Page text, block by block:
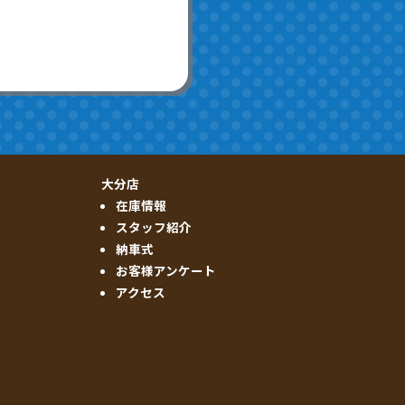
大分店
在庫情報
スタッフ紹介
納車式
お客様アンケート
アクセス